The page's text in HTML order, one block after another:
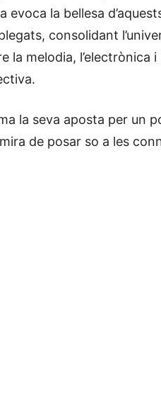
la bellesa
consolidant
la melodia, l’electrònica
la seva aposta per un
de posar so a les